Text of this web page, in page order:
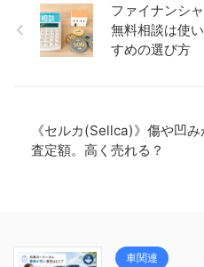
ファイナンシ
無料相談は使
すめの選び方
《セルカ(Sellca)》傷や凹
査定額。高く売れる？
車関連